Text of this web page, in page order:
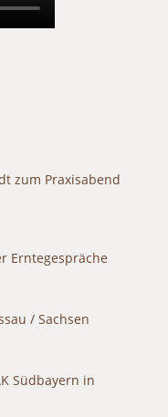
zum Praxisabend
Erntegespräche
/ Sachsen
Südbayern in